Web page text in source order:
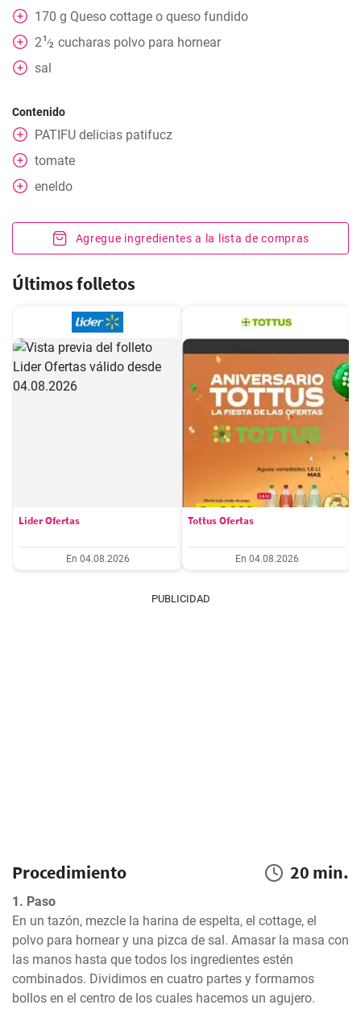
170 g Queso cottage o queso fundido
21⁄2 cucharas polvo para hornear
sal
Contenido
PATIFU delicias patifucz
tomate
eneldo
Agregue ingredientes a la lista de compras
Últimos folletos
Lider Ofertas
En 04.08.2026
Tottus Ofertas
En 04.08.2026
PUBLICIDAD
Procedimiento 20 min.
1. Paso
En un tazón, mezcle la harina de espelta, el cottage, el
polvo para hornear y una pizca de sal. Amasar la masa con
las manos hasta que todos los ingredientes estén
combinados. Dividimos en cuatro partes y formamos
bollos en el centro de los cuales hacemos un agujero.